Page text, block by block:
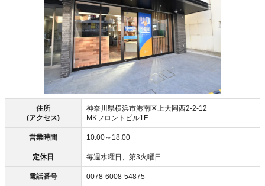
住所
(アクセス)
神奈川県横浜市港南区上大岡西2-2-12
MKフロントビル1F
営業時間 10:00～18:00
定休日 毎週水曜日、第3火曜日
電話番号 0078-6008-54875